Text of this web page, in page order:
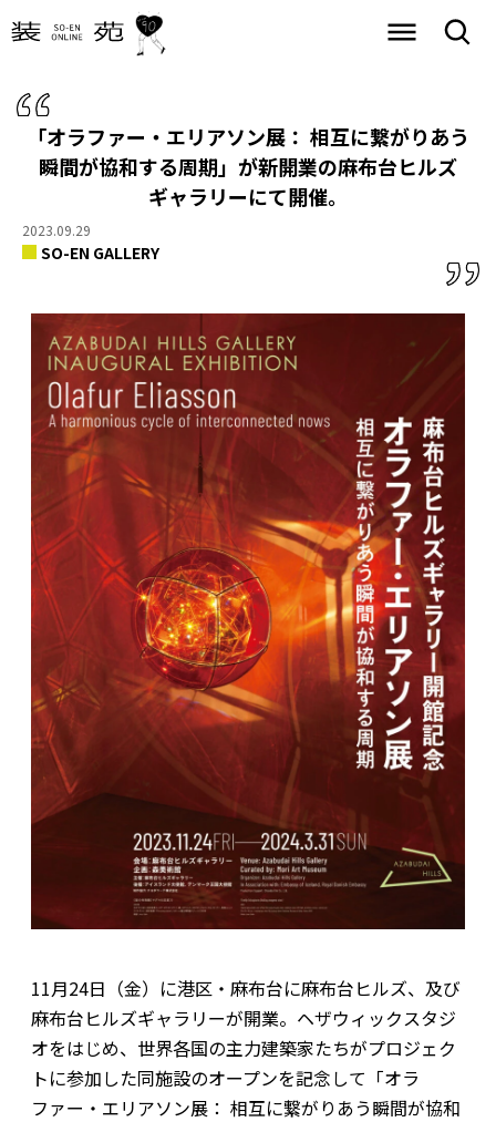
「オラファー・エリアソン展： 相互に繋がりあう
瞬間が協和する周期」が新開業の麻布台ヒルズ
ギャラリーにて開催。
2023.09.29
SO-EN GALLERY
11月24日（金）に港区・麻布台に麻布台ヒルズ、及び
麻布台ヒルズギャラリーが開業。ヘザウィックスタジ
オをはじめ、世界各国の主力建築家たちがプロジェク
トに参加した同施設のオープンを記念して「オラ
ファー・エリアソン展： 相互に繋がりあう瞬間が協和